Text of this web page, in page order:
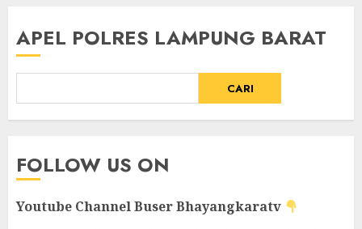
APEL POLRES LAMPUNG BARAT
CARI
FOLLOW US ON
Youtube ChannelBuser Bhayangkaratv